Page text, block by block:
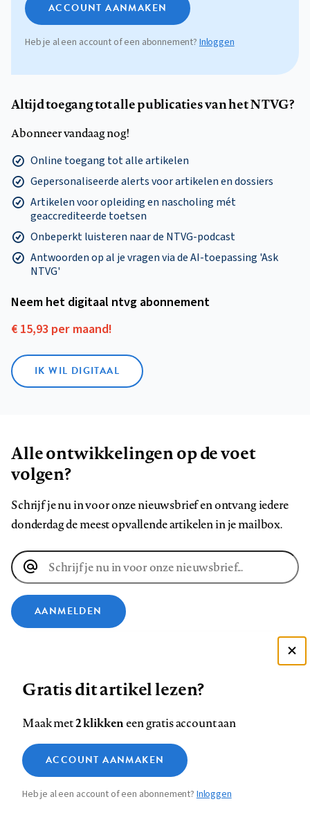
ACCOUNT AANMAKEN
Heb je al een account of een abonnement?Inloggen
Altijd toegang tot alle publicaties van het NTVG?
Abonneer vandaag nog!
Online toegang tot alle artikelen
Gepersonaliseerde alerts voor artikelen en dossiers
Artikelen voor opleiding en nascholing mét
geaccrediteerde toetsen
Onbeperkt luisteren naar de NTVG-podcast
Antwoorden op al je vragen via de AI-toepassing 'Ask
NTVG'
Neem het digitaal ntvg abonnement
€ 15,93 per maand!
IK WIL DIGITAAL
Alle ontwikkelingen op de voet
volgen?
Schrijf je nu in voor onze nieuwsbrief en ontvang iedere
donderdag de meest opvallende artikelen in je mailbox.
E-
mailadres
AANMELDEN
ons
op
Facebook
ons
op
LinkedIn
ons
op
Bluesky
ons
op
Instagram
ons
op
YouTube
ons
Footer
navigation
Contact Colofon Disclaimer Privacy
Medische vragen verdienen
betrouwbare antwoorden
Zie onze cookie policy
Analytische cookies
Marketing cookies
Gratis dit artikel lezen?
Maak met2 klikkeneen gratis account aan
ACCOUNT AANMAKEN
Heb je al een account of een abonnement?Inloggen